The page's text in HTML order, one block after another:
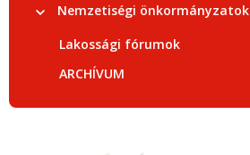
Nemzetiségi önkormányzatok
Lakossági fórumok
ARCHÍVUM